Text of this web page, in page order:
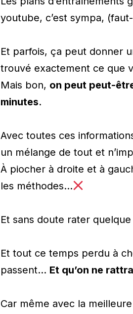
youtube, c’est sympa,
Et parfois, ça peut donner
trouvé exactement ce que
Mais bon, on peut peut-
minutes.
Avec toutes ces
un mélange de tout et
À piocher à droite et à
les méthodes…
Et sans doute rater
Et tout ce temps perdu à
passent… Et qu’on ne
Car même avec la